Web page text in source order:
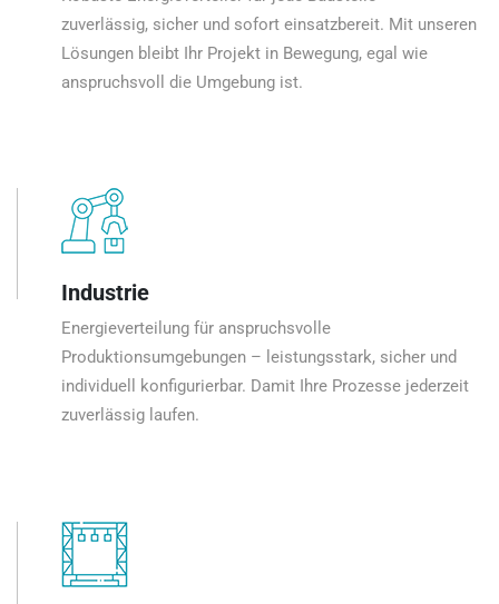
zuverlässig, sicher und sofort einsatzbereit. Mit unseren
Lösungen bleibt Ihr Projekt in Bewegung, egal wie
anspruchsvoll die Umgebung ist.
Industrie
Energieverteilung für anspruchsvolle
Produktionsumgebungen – leistungsstark, sicher und
individuell konfigurierbar. Damit Ihre Prozesse jederzeit
zuverlässig laufen.